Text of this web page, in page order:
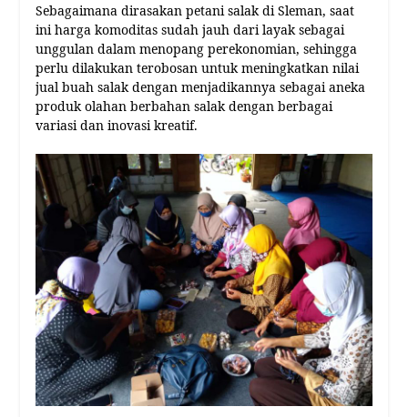
Sebagaimana dirasakan petani salak di Sleman, saat
ini harga komoditas sudah jauh dari layak sebagai
unggulan dalam menopang perekonomian, sehingga
perlu dilakukan terobosan untuk meningkatkan nilai
jual buah salak dengan menjadikannya sebagai aneka
produk olahan berbahan salak dengan berbagai
variasi dan inovasi kreatif.